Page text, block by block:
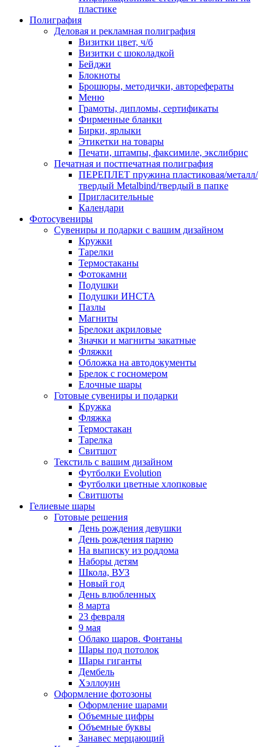
пластике
Полиграфия
Деловая и рекламная полиграфия
Визитки цвет, ч/б
Визитки с шоколадкой
Бейджи
Блокноты
Брошюры, методички, авторефераты
Меню
Грамоты, дипломы, сертификаты
Фирменные бланки
Бирки, ярлыки
Этикетки на товары
Печати, штампы, факсимиле, экслибрис
Печатная и постпечатная полиграфия
ПЕРЕПЛЕТ пружина пластиковая/металл/
твердый Metalbind/твердый в папке
Пригласительные
Календари
Фотосувениры
Сувениры и подарки с вашим дизайном
Кружки
Тарелки
Термостаканы
Фотокамни
Подушки
Подушки ИНСТА
Пазлы
Магниты
Брелоки акриловые
Значки и магниты закатные
Фляжки
Обложка на автодокументы
Брелок с госномером
Елочные шары
Готовые сувениры и подарки
Кружка
Фляжка
Термостакан
Тарелка
Свитшот
Текстиль с вашим дизайном
Футболки Evolution
Футболки цветные хлопковые
Свитшоты
Гелиевые шары
Готовые решения
День рождения девушки
День рождения парню
На выписку из роддома
Наборы детям
Школа, ВУЗ
Новый год
День влюбленных
8 марта
23 февраля
9 мая
Облако шаров. Фонтаны
Шары под потолок
Шары гиганты
Дембель
Хэллоуин
Оформление фотозоны
Оформление шарами
Объемные цифры
Объемные буквы
Занавес мерцающий